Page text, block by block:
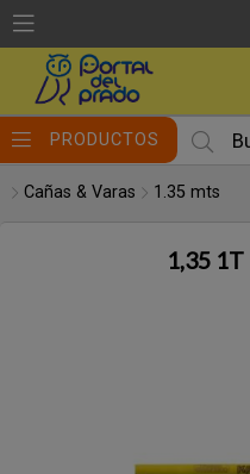
PRODUCTOS
Cañas & Varas 1.35 mts
1,35